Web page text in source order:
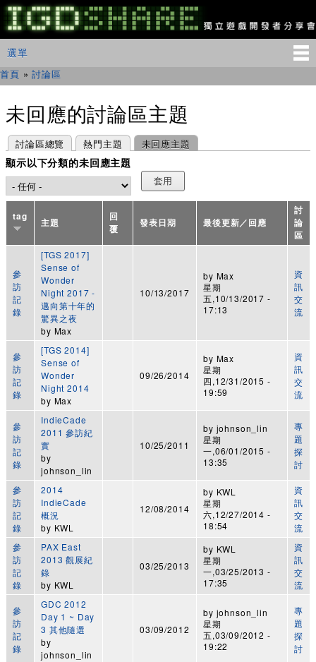
移
至
主
IGDSHARE
獨
遊
發
會
主選單
選單
您在這裡
首頁 »討論區
未回應的討論區主題
主要索引標籤
討論區總覽 熱門主題 未回應主題
(作用中頁籤)
顯示以下分類的未回應主題
tag
主題
回
覆
發表日期 最後更新／回應
討
論
區
參
訪
記
錄
[TGS 2017]
Sense of
Wonder
Night 2017 -
邁向第十年的
驚異之夜
by Max
10/13/2017
by Max
星期
五,10/13/2017 -
17:13
資
訊
交
流
參
訪
記
錄
[TGS 2014]
Sense of
Wonder
Night 2014
by Max
09/26/2014
by Max
星期
四,12/31/2015 -
19:59
資
訊
交
流
參
訪
記
錄
IndieCade
2011 參訪紀
實
by
johnson_lin
10/25/2011
by johnson_lin
星期
一,06/01/2015 -
13:35
專
題
探
討
參
訪
記
錄
2014
IndieCade
概況
by KWL
12/08/2014
by KWL
星期
六,12/27/2014 -
18:54
資
訊
交
流
參
訪
記
錄
PAX East
2013 觀展紀
錄
by KWL
03/25/2013
by KWL
星期
一,03/25/2013 -
17:35
資
訊
交
流
參
訪
記
錄
GDC 2012
Day 1 ~ Day
3 其他隨選
by
johnson_lin
03/09/2012
by johnson_lin
星期
五,03/09/2012 -
19:22
專
題
探
討